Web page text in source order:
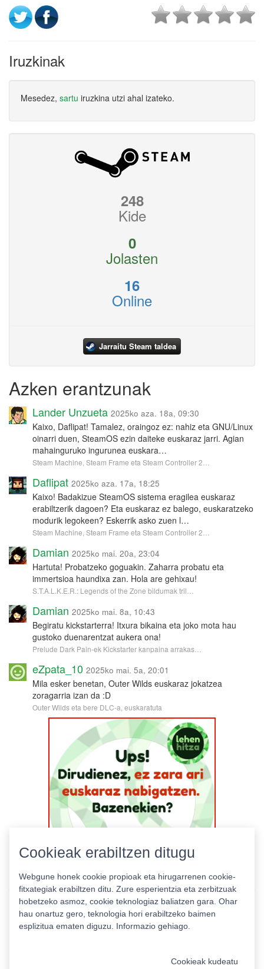
Iruzkinak
Mesedez, sartu iruzkina utzi ahal izateko.
248
Kide
0
Jolasten
16
Online
Jarraitu Steam taldea
Azken erantzunak
Lander Unzueta 2025ko aza. 18a, 09:30
Kaixo, Daflipat! Tamalez, oraingoz ez: nahiz eta GNU/Linux
oinarri duen, SteamOS ezin daiteke euskaraz jarri. Agian
mahainguruko ingurunea euskara…
Steam Machine, Steam Frame eta Steam Controller 2…
Daflipat 2025ko aza. 17a, 18:25
Kaixo! Badakizue SteamOS sistema eragilea euskaraz
erabiltzerik dagoen? Eta euskaraz ez balego, euskaratzeko
modurik legokeen? Eskerrik asko zuen l…
Steam Machine, Steam Frame eta Steam Controller 2…
Damian 2025ko mai. 20a, 23:04
Hartuta! Probatzeko goguakin. Zaharra probatu eta
immertsioa haundixa zan. Hola are gehixau!
S.T.A.L.K.E.R.: Legends of the Zone bildumak tril…
Damian 2025ko mai. 8a, 10:43
Begiratu kickstarterra! Itxura bikaina eta joko mota hau
gustoko duenarentzat aukera ona!
Prelude Dark Pain-ek Kickstarter kanpaina arrakas…
eZpata_10 2025ko mai. 5a, 20:01
Mila esker benetan, Outer Wilds euskaraz jokatzea
zoragarria izan da :D
Outer Wilds eta bere DLC-a, euskaratuta
Estatistikak
Cookieak erabiltzen ditugu
Webgune honek cookie propioak eta hirugarrenen cookie-
fitxategiak erabiltzen ditu. Zure esperientzia eta zerbitzuak
hobetzeko asmoz, cookie teknologiaz baliatzen gara. Ohar
hau onartuz gero, teknologia hori erabiltzeko baimen
esplizitua ematen diguzu. Informazio gehiago.
Cookieak kudeatu